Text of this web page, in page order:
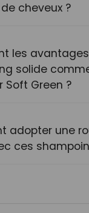
cheveux ?
les avantages
solide
Soft Green ?
adopter une
ces